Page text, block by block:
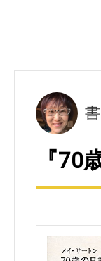
『70